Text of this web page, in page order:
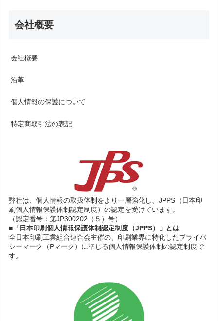
会社概要
会社概要
沿革
個人情報の保護について
特定商取引法の表記
弊社は、個人情報の取扱体制をより一層強化し、JPPS（日本印
刷個人情報保護体制認定制度）の認定を受けています。
（認定番号：第JP300202（５）号）
■「日本印刷個人情報保護体制認定制度（JPPS）」とは
全日本印刷工業組合連合会主催の、印刷業界に特化したプライバ
シーマーク（Pマーク）に準じる個人情報保護体制の認定制度で
す。